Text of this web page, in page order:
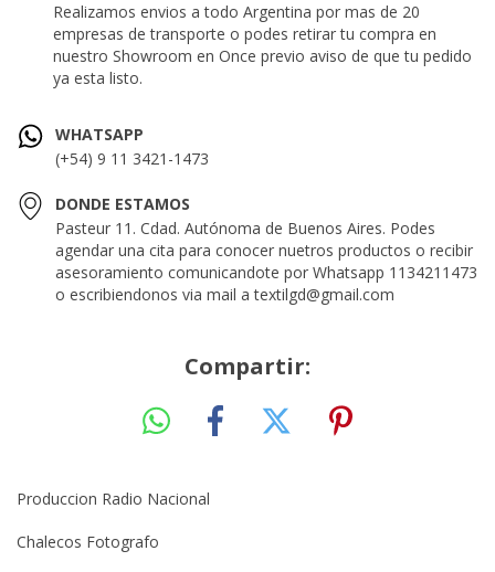
Realizamos envios a todo Argentina por mas de 20
empresas de transporte o podes retirar tu compra en
nuestro Showroom en Once previo aviso de que tu pedido
ya esta listo.
WHATSAPP
(+54) 9 11 3421-1473
DONDE ESTAMOS
Pasteur 11. Cdad. Autónoma de Buenos Aires. Podes
agendar una cita para conocer nuetros productos o recibir
asesoramiento comunicandote por Whatsapp 1134211473
o escribiendonos via mail atextilgd@gmail.com
Compartir:
Produccion Radio Nacional
Chalecos Fotografo